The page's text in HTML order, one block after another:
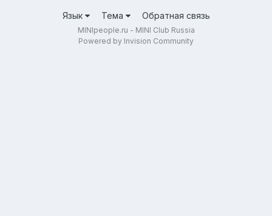
Язык Тема Обратная связь
MINIpeople.ru - MINI Club Russia
Powered by Invision Community